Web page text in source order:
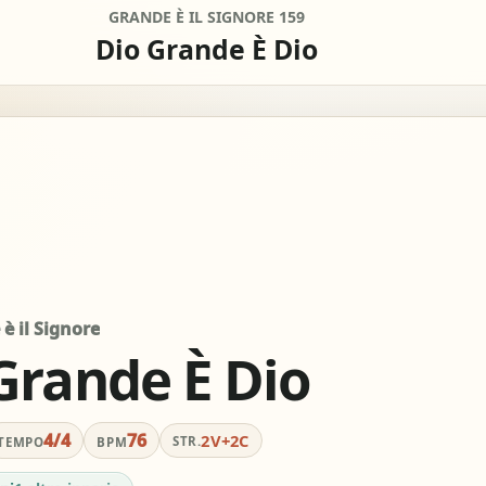
GRANDE È IL SIGNORE 159
Dio Grande È Dio
view_column_2
colonne
keyboard_double_arrow_down
il Signore
È Dio
4/4 BPM76 STR.2V+2C